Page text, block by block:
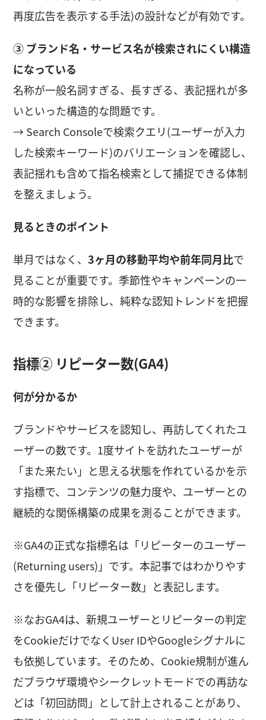
再度広告を表示する手法)の設計などが有効です。
③ ブランド名・サービス名が検索されにくい構造
になっている
名称が一般名詞すぎる、長すぎる、表記揺れが多
いといった構造的な問題です。
→ Search Consoleで検索クエリ(ユーザーが入力
した検索キーワード)のバリエーションを確認し、
表記揺れも含めて指名検索として捕捉できる体制
を整えましょう。
見るときのポイント
単月ではなく、3ヶ月の移動平均や前年同月比で
見ることが重要です。季節性やキャンペーンの一
時的な影響を排除し、純粋な認知トレンドを把握
できます。
指標② リピーター数(GA4)
何が分かるか
ブランドやサービスを認知し、再訪してくれたユ
ーザーの数です。1度サイトを訪れたユーザーが
「また来たい」と思える状態を作れているかを示
す指標で、コンテンツの魅力度や、ユーザーとの
継続的な関係構築の成果を測ることができます。
※GA4の正式な指標名は「リピーターのユーザー
(Returning users)」です。本記事ではわかりやす
さを優先し「リピーター数」と表記します。
※なおGA4は、新規ユーザーとリピーターの判定
をCookieだけでなくUser IDやGoogleシグナルに
も依拠しています。そのため、Cookie規制が進ん
だブラウザ環境やシークレットモードでの再訪な
どは「初回訪問」として計上されることがあり、